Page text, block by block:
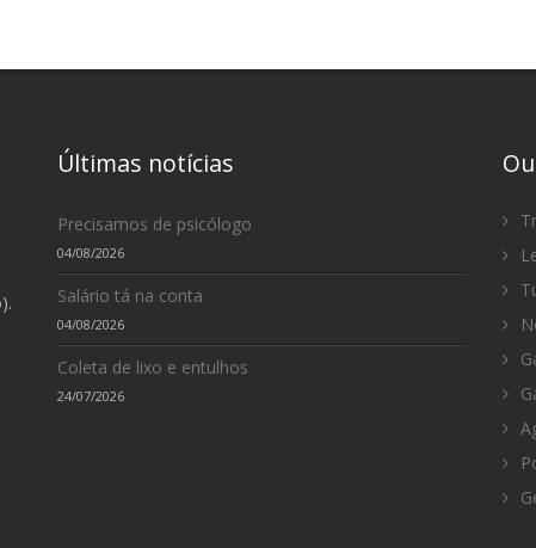
Últimas notícias
Precisamos de psicólogo
04/08/2026
Salário tá na conta
04/08/2026
Coleta de lixo e entulhos
24/07/2026